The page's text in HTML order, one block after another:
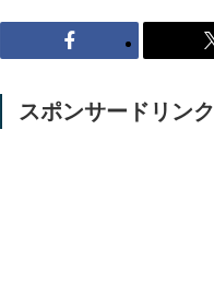
スポンサードリンク